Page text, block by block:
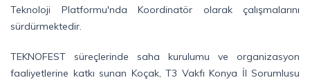
Teknoloji Platformu'nda Koordinatör olarak çalışmalarını
sürdürmektedir.
TEKNOFEST süreçlerinde saha kurulumu ve organizasyon
faaliyetlerine katkı sunan Koçak, T3 Vakfı Konya İl Sorumlusu